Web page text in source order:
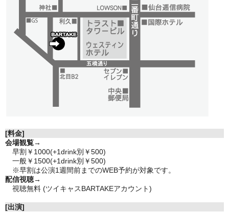
[料金]
会場観覧→
早割￥1000(+1drink別￥500)
一般￥1500(+1drink別￥500)
※早割は公演1週間前までのWEB予約が対象です。
配信視聴→
視聴無料 (ツイキャスBARTAKEアカウント)
[出演]